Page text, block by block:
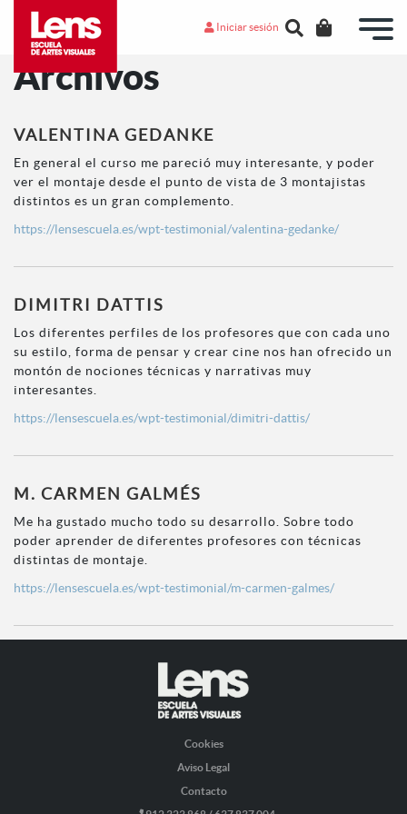
Iniciar sesión
Archivos
VALENTINA GEDANKE
En general el curso me pareció muy interesante, y poder
ver el montaje desde el punto de vista de 3 montajistas
distintos es un gran complemento.
https://lensescuela.es/wpt-testimonial/valentina-gedanke/
DIMITRI DATTIS
Los diferentes perfiles de los profesores que con cada uno
su estilo, forma de pensar y crear cine nos han ofrecido un
montón de nociones técnicas y narrativas muy
interesantes.
https://lensescuela.es/wpt-testimonial/dimitri-dattis/
M. CARMEN GALMÉS
Me ha gustado mucho todo su desarrollo. Sobre todo
poder aprender de diferentes profesores con técnicas
distintas de montaje.
https://lensescuela.es/wpt-testimonial/m-carmen-galmes/
Cookies
Aviso Legal
Contacto